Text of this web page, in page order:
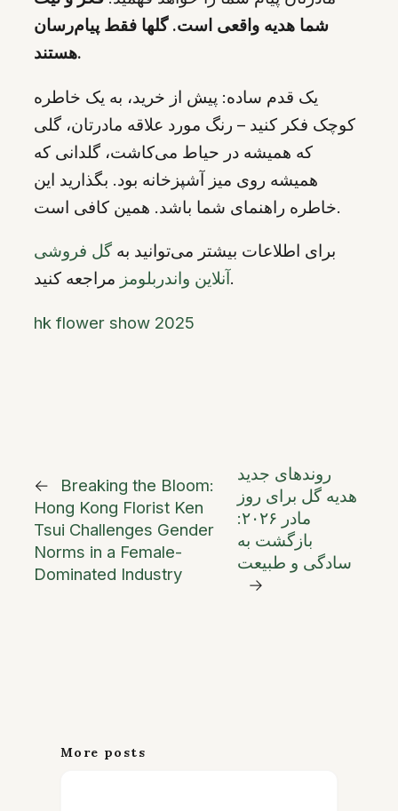
شما هدیه واقعی است. گلها فقط پیام‌رسان
هستند.
یک قدم ساده: پیش از خرید، به یک خاطره
کوچک فکر کنید – رنگ مورد علاقه مادرتان، گلی
که همیشه در حیاط می‌کاشت، گلدانی که
همیشه روی میز آشپزخانه بود. بگذارید این
خاطره راهنمای شما باشد. همین کافی است.
برای اطلاعات بیشتر می‌توانید به گل فروشی
آنلاین واندربلومزمراجعه کنید.
hk flower show 2025
←
Breaking the Bloom:
Hong Kong Florist Ken
Tsui Challenges Gender
Norms in a Female-
Dominated Industry
روندهای جدید
هدیه گل برای روز
مادر ۲۰۲۶:
بازگشت به
سادگی و طبیعت
→
More posts